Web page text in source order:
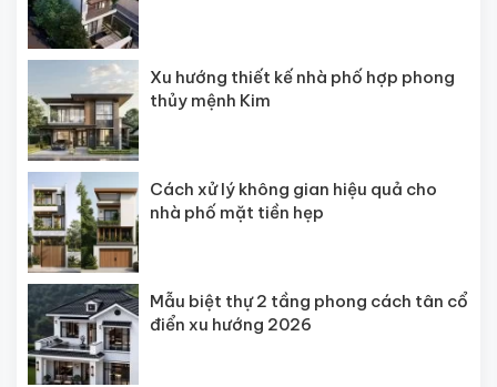
Xu hướng thiết kế nhà phố hợp phong
thủy mệnh Kim
Cách xử lý không gian hiệu quả cho
nhà phố mặt tiền hẹp
Mẫu biệt thự 2 tầng phong cách tân cổ
điển xu hướng 2026